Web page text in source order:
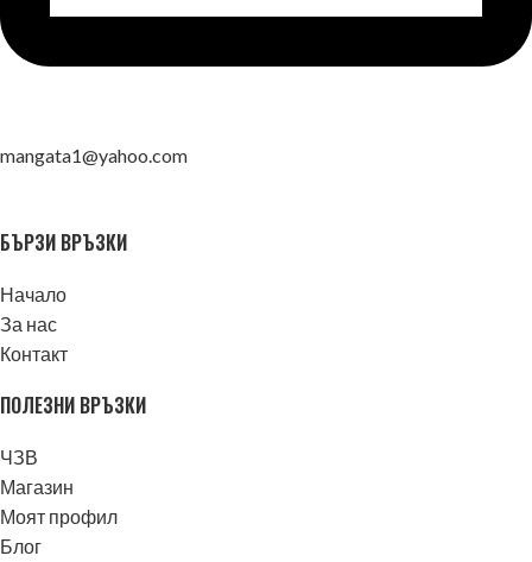
mangata1@yahoo.com
БЪРЗИ ВРЪЗКИ
Начало
За нас
Контакт
ПОЛЕЗНИ ВРЪЗКИ
ЧЗВ
Магазин
Моят профил
Блог